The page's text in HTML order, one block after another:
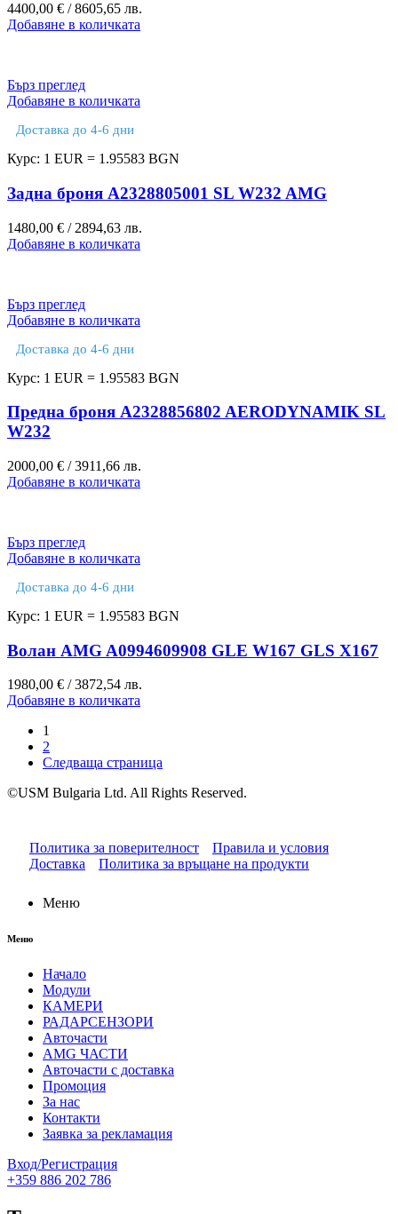
4400,00 € / 8605,65 лв.
Добавяне в количката
Бърз преглед
Добавяне в количката
Доставка до 4-6 дни
Курс: 1 EUR = 1.95583 BGN
Задна броня A2328805001 SL W232 AMG
1480,00 € / 2894,63 лв.
Добавяне в количката
Бърз преглед
Добавяне в количката
Доставка до 4-6 дни
Курс: 1 EUR = 1.95583 BGN
Предна броня A2328856802 AERODYNAMIK SL
W232
2000,00 € / 3911,66 лв.
Добавяне в количката
Бърз преглед
Добавяне в количката
Доставка до 4-6 дни
Курс: 1 EUR = 1.95583 BGN
Волан AMG A0994609908 GLE W167 GLS X167
1980,00 € / 3872,54 лв.
Добавяне в количката
1
2
Следваща страница
©USM Bulgaria Ltd. All Rights Reserved.
Политика за поверителност
Правила и условия
Доставка
Политика за връщане на продукти
Меню
Меню
Начало
Модули
КАМЕРИ
РАДАРСЕНЗОРИ
Авточасти
AMG ЧАСТИ
Авточасти с доставка
Промоция
За нас
Контакти
Заявка за рекламация
Вход/Регистрация
+359 886 202 786